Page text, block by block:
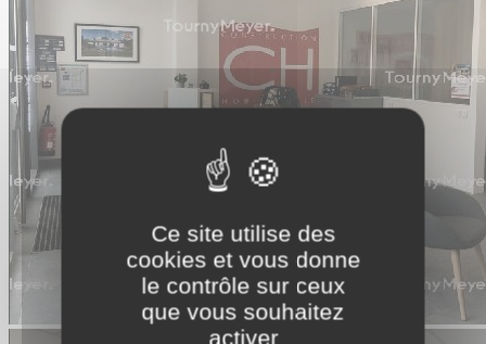
Ce site utilise des
cookies et vous donne
le contrôle sur ceux
que vous souhaitez
activer